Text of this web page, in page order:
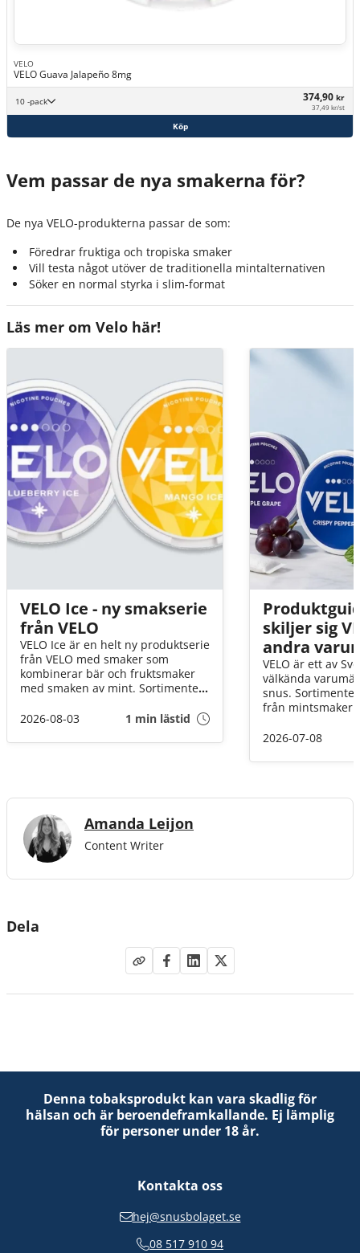
VELO
VELO Guava Jalapeño 8mg
10 -pack 374,90 kr
37,49 kr/st
Köp
Vem passar de nya smakerna för?
De nya VELO-produkterna passar de som:
Föredrar fruktiga och tropiska smaker
Vill testa något utöver de traditionella mintalternativen
Söker en normal styrka i slim-format
Läs mer om Velo här!
VELO Ice - ny smakserie
från VELO
VELO Ice är en helt ny produktserie
från VELO med smaker som
kombinerar bär och fruktsmaker
med smaken av mint. Sortimentet
smaker : VELO Blueberry Ice och
innehåller 8 mg nikotin per portion
2026-08-03 1 min lästid
skiljer sig
andra
VELO är ett av
välkända
snus.
från mintsmaker
nikotinstyrkor.
alternativ att
2026-07-08
Amanda Leijon
Content Writer
Dela
Denna tobaksprodukt kan vara skadlig för
hälsan och är beroendeframkallande. Ej lämplig
för personer under 18 år.
Kontakta oss
hej@snusbolaget.se
08 517 910 94